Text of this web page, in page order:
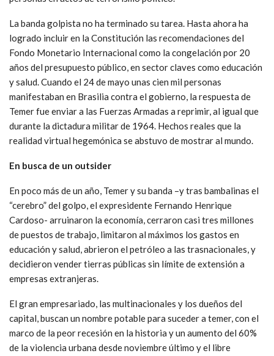
La banda golpista no ha terminado su tarea. Hasta ahora ha
logrado incluir en la Constitución las recomendaciones del
Fondo Monetario Internacional como la congelación por 20
años del presupuesto público, en sector claves como educación
y salud. Cuando el 24 de mayo unas cien mil personas
manifestaban en Brasilia contra el gobierno, la respuesta de
Temer fue enviar a las Fuerzas Armadas a reprimir, al igual que
durante la dictadura militar de 1964. Hechos reales que la
realidad virtual hegemónica se abstuvo de mostrar al mundo.
En busca de un outsider
En poco más de un año, Temer y su banda –y tras bambalinas el
“cerebro” del golpo, el expresidente Fernando Henrique
Cardoso- arruinaron la economía, cerraron casi tres millones
de puestos de trabajo, limitaron al máximos los gastos en
educación y salud, abrieron el petróleo a las trasnacionales, y
decidieron vender tierras públicas sin límite de extensión a
empresas extranjeras.
El gran empresariado, las multinacionales y los dueños del
capital, buscan un nombre potable para suceder a temer, con el
marco de la peor recesión en la historia y un aumento del 60%
de la violencia urbana desde noviembre último y el libre